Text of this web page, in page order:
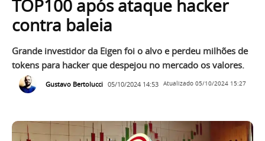
TOP100 após ataque hacker
contra baleia
Grande investidor da Eigen foi o alvo e perdeu milhões de
tokens para hacker que despejou no mercado os valores.
Gustavo Bertolucci 05/10/2024 14:53 Atualizado 05/10/2024 15:27